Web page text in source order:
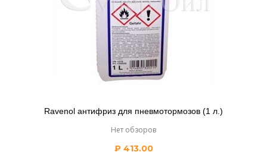
Ravenol антифриз для пневмотормозов (1 л.)
Нет обзоров
₽413.00